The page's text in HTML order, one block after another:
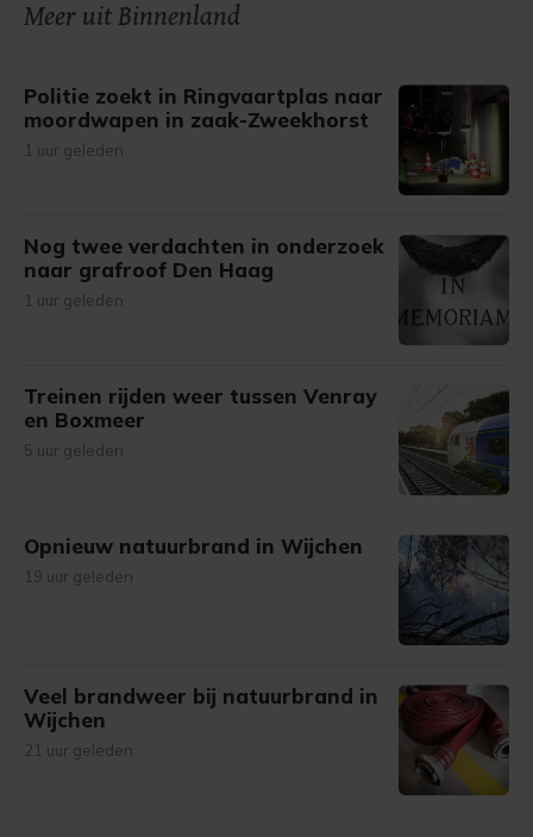
onze cookiepagina kun je ons cookiebeleid bekijken en je
Meer uit Binnenland
Politie zoekt in Ringvaartplas naar
moordwapen in zaak-Zweekhorst
1 uur geleden
Nog twee verdachten in onderzoek
naar grafroof Den Haag
1 uur geleden
Treinen rijden weer tussen Venray
en Boxmeer
5 uur geleden
Opnieuw natuurbrand in Wijchen
19 uur geleden
Veel brandweer bij natuurbrand in
Wijchen
21 uur geleden